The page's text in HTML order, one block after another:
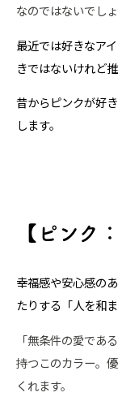
なのではないでしょ
最近では好きなア
きではないけれど
昔からピンクが好
します。
【ピンク
幸福感や安心感の
たりする「人を和
「無条件の愛であ
持つこのカラー。
くれます。